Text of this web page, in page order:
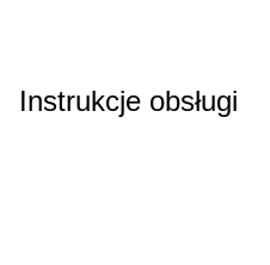
Instrukcje obsługi